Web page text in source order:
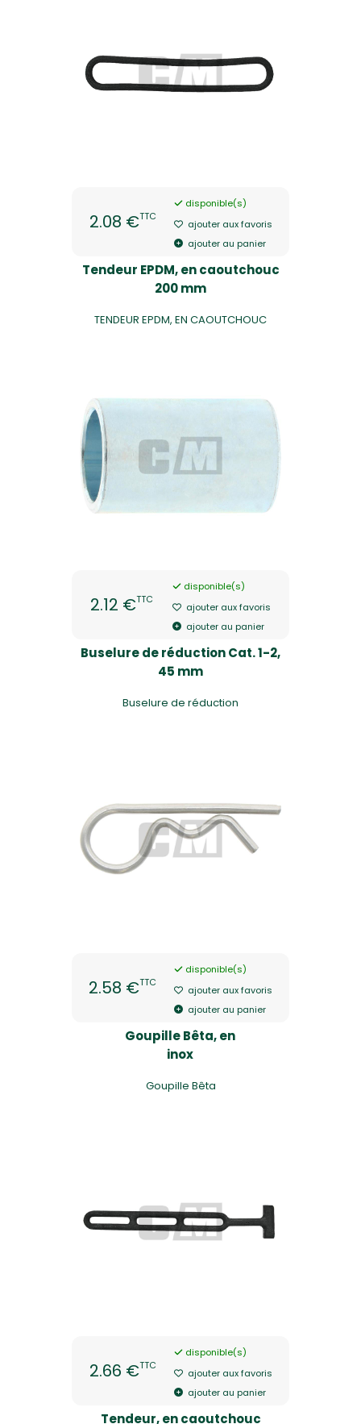
2.08 €TTC
disponible(s)
ajouter aux favoris
ajouter au panier
Tendeur EPDM, en caoutchouc
200 mm
TENDEUR EPDM, EN CAOUTCHOUC
2.12 €TTC
disponible(s)
ajouter aux favoris
ajouter au panier
Buselure de réduction Cat. 1-2,
45 mm
Buselure de réduction
2.58 €TTC
disponible(s)
ajouter aux favoris
ajouter au panier
Goupille Bêta, en
inox
Goupille Bêta
2.66 €TTC
disponible(s)
ajouter aux favoris
ajouter au panier
Tendeur, en caoutchouc